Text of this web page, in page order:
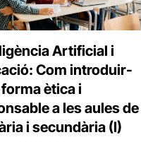
Artificial i
Com introduir-
ètica i
a les aules de
i secundària (I)